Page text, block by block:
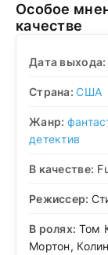
Особое мнение (2002) смотреть в
качестве
Дата выхода:
Страна:США
Жанр:
детектив
В качестве:
Режиссер:
В ролях: Том
Мортон,